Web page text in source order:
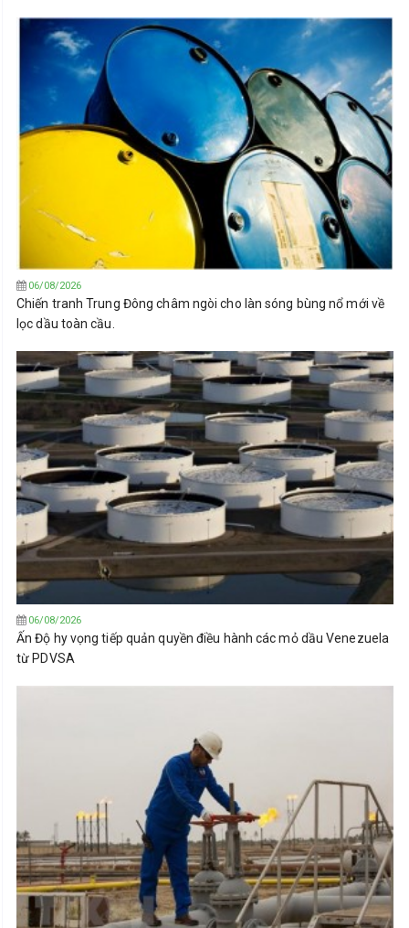
06/08/2026
Chiến tranh Trung Đông châm ngòi cho làn sóng bùng nổ mới về
lọc dầu toàn cầu.
06/08/2026
Ấn Độ hy vọng tiếp quản quyền điều hành các mỏ dầu Venezuela
từ PDVSA